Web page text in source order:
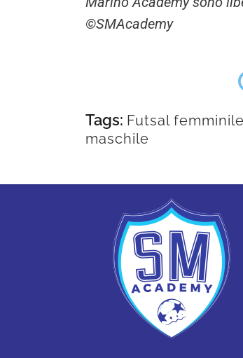
©SMAcademy
Tags: Futsal femminile
maschile